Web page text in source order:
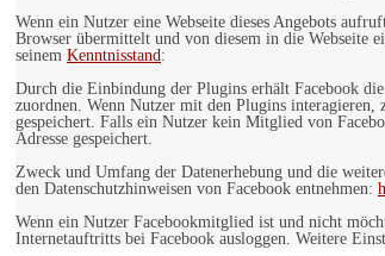
Wenn ein Nutzer eine Webseite dieses Angebots
Browser übermittelt und von diesem in die Webseite
seinem Kenntnisstand:
Durch die Einbindung der Plugins erhält Facebook
zuordnen. Wenn Nutzer mit den Plugins
gespeichert. Falls ein Nutzer kein Mitglied von
Adresse gespeichert.
Zweck und Umfang der Datenerhebung und die
den Datenschutzhinweisen von Facebook entnehmen:
Wenn ein Nutzer Facebookmitglied ist und nicht
Internetauftritts bei Facebook ausloggen. Weitere